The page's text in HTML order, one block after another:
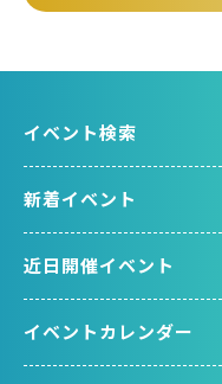
イベント検索
新着イベント
近日開催イベント
イベントカレンダー